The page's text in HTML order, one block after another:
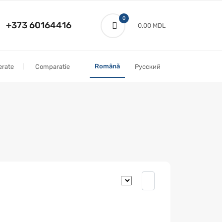
+373 60164416
0
0.00 MDL
Comparatie Română Русский